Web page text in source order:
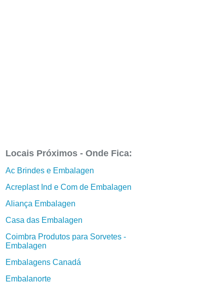
Locais Próximos - Onde Fica:
Ac Brindes e Embalagen
Acreplast Ind e Com de Embalagen
Aliança Embalagen
Casa das Embalagen
Coimbra Produtos para Sorvetes -
Embalagen
Embalagens Canadá
Embalanorte